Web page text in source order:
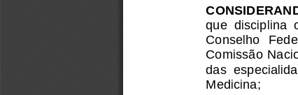
que  disciplina
Conselho
Comissão
das
Medicina;